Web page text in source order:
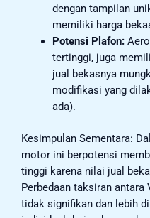
dengan tampilan
memiliki harga
Potensi Plafon:
tertinggi, juga
jual bekasnya
modifikasi yang
ada).
Kesimpulan Sementara:
motor ini berpotensi
tinggi karena nilai jual
Perbedaan taksiran antara
tidak signifikan dan lebih